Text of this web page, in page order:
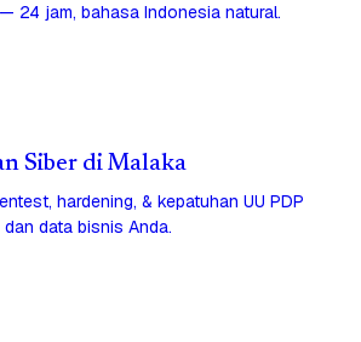
24 jam, bahasa Indonesia natural.
Siber di Malaka
hardening, & kepatuhan UU PDP
data bisnis Anda.